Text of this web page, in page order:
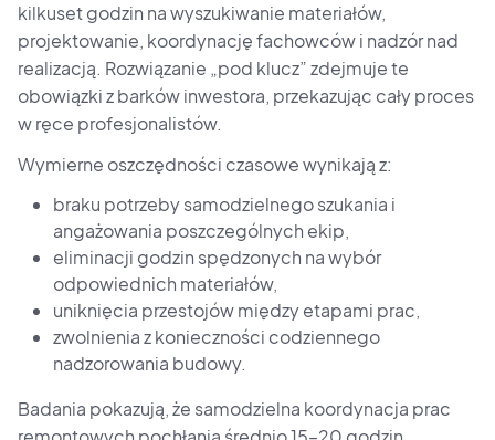
kilkuset godzin na wyszukiwanie materiałów,
projektowanie, koordynację fachowców i nadzór nad
realizacją. Rozwiązanie „pod klucz” zdejmuje te
obowiązki z barków inwestora, przekazując cały proces
w ręce profesjonalistów.
Wymierne oszczędności czasowe wynikają z:
braku potrzeby samodzielnego szukania i
angażowania poszczególnych ekip,
eliminacji godzin spędzonych na wybór
odpowiednich materiałów,
uniknięcia przestojów między etapami prac,
zwolnienia z konieczności codziennego
nadzorowania budowy.
Badania pokazują, że samodzielna koordynacja prac